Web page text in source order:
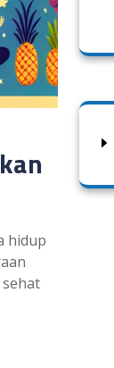
hidup